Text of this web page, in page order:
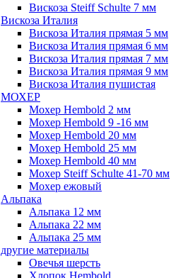
Вискоза Steiff Schulte 7 мм
Вискоза Италия
Вискоза Италия прямая 5 мм
Вискоза Италия прямая 6 мм
Вискоза Италия прямая 7 мм
Вискоза Италия прямая 9 мм
Вискоза Италия пушистая
МОХЕР
Мохер Hembold 2 мм
Мохер Hembold 9 -16 мм
Мохер Hembold 20 мм
Мохер Hembold 25 мм
Мохер Hembold 40 мм
Мохер Steiff Schulte 41-70 мм
Мохер ежовый
Альпака
Альпака 12 мм
Альпака 22 мм
Альпака 25 мм
другие материалы
Овечья шерсть
Хлопок Hembold